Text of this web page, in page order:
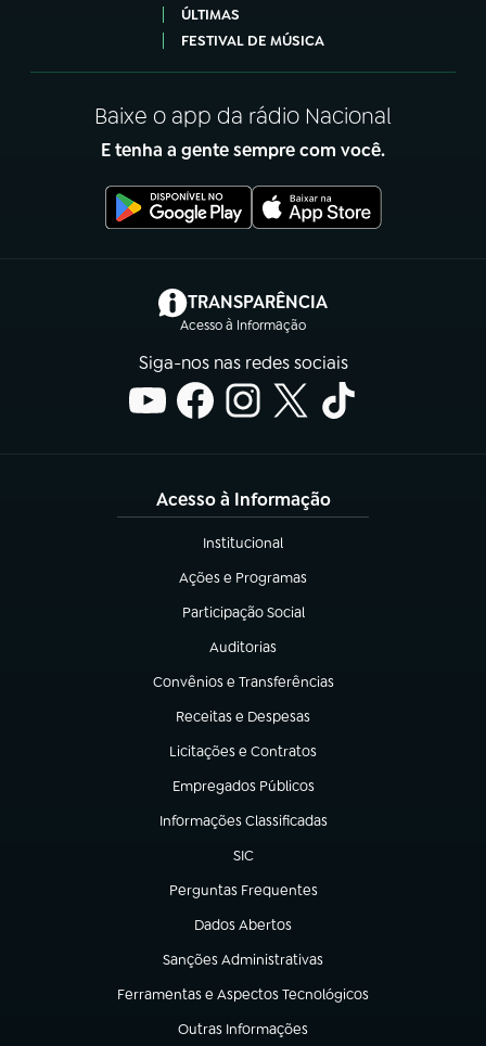
ÚLTIMAS
FESTIVAL DE MÚSICA
Baixe o app da rádio Nacional
E tenha a gente sempre com você.
TRANSPARÊNCIA
Acesso à Informação
(abre em nova aba)
Siga-nos nas redes sociais
Acesso à Informação
Institucional
(abre em nova aba)
Ações e Programas
(abre em nova aba)
Participação Social
(abre em nova aba)
Auditorias
(abre em nova aba)
Convênios e Transferências
(abre em nova aba)
Receitas e Despesas
(abre em nova aba)
Licitações e Contratos
(abre em nova aba)
Empregados Públicos
(abre em nova aba)
Informações Classificadas
(abre em nova aba)
SIC
(abre em nova aba)
Perguntas Frequentes
(abre em nova aba)
Dados Abertos
(abre em nova aba)
Sanções Administrativas
(abre em nova aba)
Ferramentas e Aspectos Tecnológicos
(abre em nova aba)
Outras Informações
(abre em nova aba)